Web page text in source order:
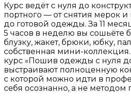
Курс ведёт с нуля до
портного — от снятия мерок и
до готовой одежды. За 11
5 часов в неделю вы сошьёте
блузку, жакет, брюки, юбку,
собственная мини-
курс «Пошив одежды с нуля
выстраивают полноценную
с которой можно идти в
себя осознанно, а не